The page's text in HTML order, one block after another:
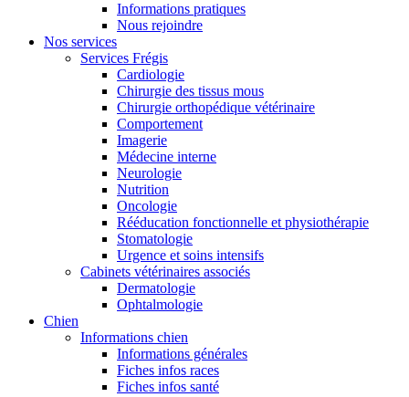
Informations pratiques
Nous rejoindre
Nos services
Services Frégis
Cardiologie
Chirurgie des tissus mous
Chirurgie orthopédique vétérinaire
Comportement
Imagerie
Médecine interne
Neurologie
Nutrition
Oncologie
Rééducation fonctionnelle et physiothérapie
Stomatologie
Urgence et soins intensifs
Cabinets vétérinaires associés
Dermatologie
Ophtalmologie
Chien
Informations chien
Informations générales
Fiches infos races
Fiches infos santé